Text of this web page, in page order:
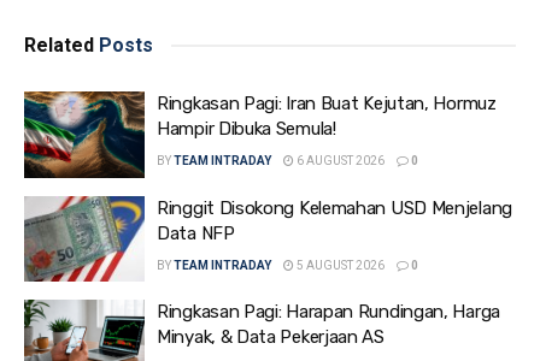
Related Posts
Ringkasan Pagi: Iran Buat Kejutan, Hormuz
Hampir Dibuka Semula!
BYTEAM INTRADAY 6 AUGUST 2026 0
Ringgit Disokong Kelemahan USD Menjelang
Data NFP
BYTEAM INTRADAY 5 AUGUST 2026 0
Ringkasan Pagi: Harapan Rundingan, Harga
Minyak, & Data Pekerjaan AS